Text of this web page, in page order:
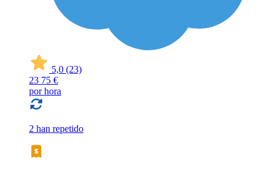
5,0 (23)
23 75 €
por hora
2 han repetido